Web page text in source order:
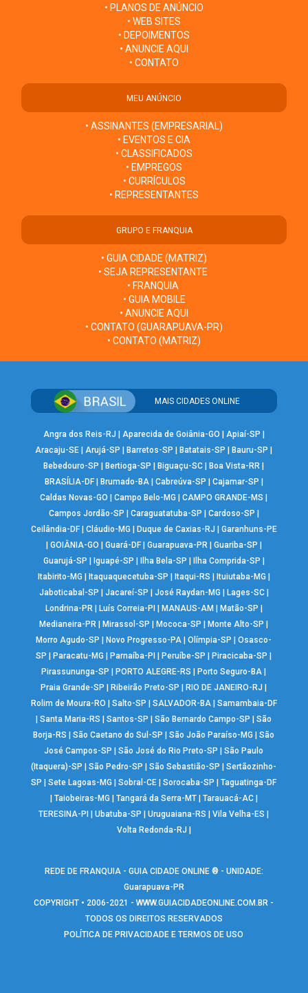
• PLANOS DE ANÚNCIO
• WEB SITES
• DEPOIMENTOS
• ANUNCIE AQUI
• CONTATO
MEU ANÚNCIO
• ASSINANTES (EMPRESARIAL)
• EVENTOS E CIA
• CLASSIFICADOS
• EMPREGOS
• CURRÍCULOS
• REPRESENTANTES
GRUPO E FRANQUIA
• GUIA CIDADE (MATRIZ)
• SEJA REPRESENTANTE
• FRANQUIA
• GUIA MOBILE
• ANUNCIE AQUI
• CONTATO (GUARAPUAVA-PR)
• CONTATO (MATRIZ)
MAIS CIDADES ONLINE
Angra dos Reis-RJ Aparecida de Goiânia-GO Apiaí-SP
Aracaju-SE |Arujá-SP Barretos-SP Batatais-SP Bauru-SP
Bebedouro-SP
Bertioga-SP Biguaçu-SC Boa Vista-RR
BRASÍLIA-DF| Brumado-BA| Cabreúva-SP Cajamar-SP
Caldas Novas-GO
|Campo Belo-MG |CAMPO GRANDE-MS
Campos Jordão-SP
Caraguatatuba-SP Cardoso-SP
Ceilândia-DF| Cláudio-MG Duque de Caxias-RJ
Garanhuns-PE
GOIÂNIA-GO Guará-DF| Guarapuava-PR| Guariba-SP
Guarujá-SP
Iguapé-SP Ilha Bela-SP Ilha Comprida-SP
Itabirito-MG
Itaquaquecetuba-SP Itaqui-RS Ituiutaba-MG
Jaboticabal-SP
Jacareí-SP José Raydan-MG Lages-SC|
Londrina-PR| Luís Correia-PI MANAUS-AM Matão-SP
Medianeira-PR
Mirassol-SP Mococa-SP Monte Alto-SP
Morro Agudo-SP
Novo Progresso-PA |Olímpia-SP |Osasco-
SP
Paracatu-MG Parnaíba-PI Peruíbe-SP Piracicaba-SP
Pirassununga-SP
PORTO ALEGRE-RS Porto Seguro-BA
Praia Grande-SP
Ribeirão Preto-SP RIO DE JANEIRO-RJ
Rolim de Moura-RO
Salto-SP SALVADOR-BA| Samambaia-DF
|Santa Maria-RS |Santos-SP |São Bernardo Campo-SP |São
Borja-RS
|São Caetano do Sul-SP |São João Paraíso-MG |São
José Campos-SP
|São José do Rio Preto-SP |São Paulo
(Itaquera)-SP
|São Pedro-SP |São Sebastião-SP |Sertãozinho-
SP
|Sete Lagoas-MG |Sobral-CE |Sorocaba-SP |Taguatinga-DF
Taiobeiras-MG Tangará da Serra-MT| Tarauacá-AC|
TERESINA-PI
|Ubatuba-SP |Uruguaiana-RS |Vila Velha-ES
Volta Redonda-RJ
REDE DE FRANQUIA - GUIA CIDADE ONLINE ® - UNIDADE:
Guarapuava-PR
COPYRIGHT • 2006-2021 -WWW.GUIACIDADEONLINE.COM.BR -
TODOS OS DIREITOS RESERVADOS
POLÍTICA DE PRIVACIDADE E TERMOS DE USO